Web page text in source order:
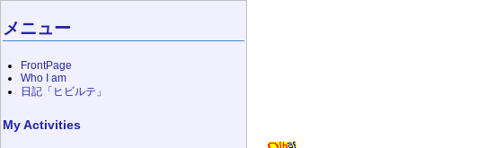
メニュー
FrontPage
Who I am
日記「ヒビルテ」
My Activities